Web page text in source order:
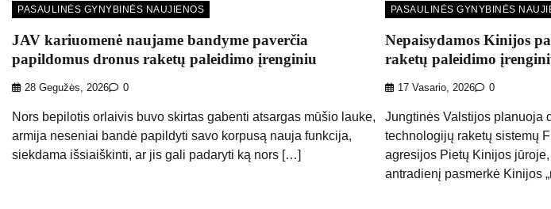
PASAULINĖS GYNYBINĖS NAUJIENOS
JAV kariuomenė naujame bandyme paverčia
papildomus dronus raketų paleidimo įrenginiu
28 Gegužės, 2026 0
Nors bepilotis orlaivis buvo skirtas gabenti atsargas mūšio lauke,
armija neseniai bandė papildyti savo korpusą nauja funkcija,
siekdama išsiaiškinti, ar jis gali padaryti ką nors […]
PASAULINĖS GYNYBINĖS
Nepaisydamos Kinijos
raketų paleidimo
17 Vasario, 2026 0
Jungtinės Valstijos planuoja
technologijų raketų sistemų
agresijos Pietų Kinijos
antradienį pasmerkė Kinijos